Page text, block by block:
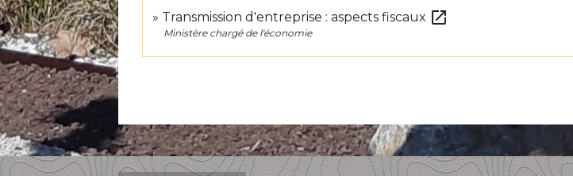
Transmission d'entreprise : aspects fiscaux open_in_new
Ministère chargé de l'économie